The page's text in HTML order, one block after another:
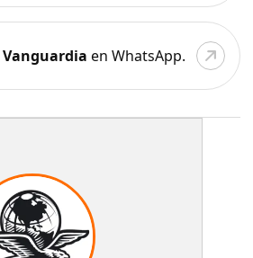
Vanguardia en WhatsApp.